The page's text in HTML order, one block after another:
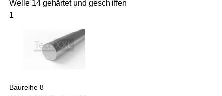
Welle 14 gehärtet und geschliffen
1
Baureihe 8